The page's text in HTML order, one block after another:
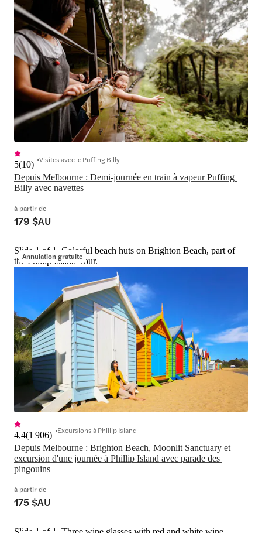
Depuis Melbourne : Demi-journée en train à vapeur Puffing
Billy avec navettes
5(10) Visites avec le Puffing Billy
à partir de
179 $AU
Annulation gratuite
Slide 1 of 1, Colorful beach huts on Brighton Beach, part of
the Phillip Island Tour.
Depuis Melbourne : Brighton Beach, Moonlit Sanctuary et
excursion d'une journée à Phillip Island avec parade des
pingouins
4,4(1 906) Excursions à Phillip Island
à partir de
175 $AU